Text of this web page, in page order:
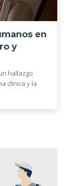
en
y
hallazgo
clínica y la